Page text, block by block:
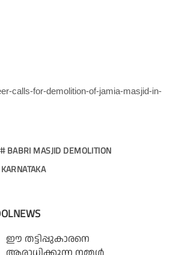
calls-for-demolition-of-jamia-masjid-in-
BABRI MASJID DEMOLITION
KARNATAKA
ഈ തട്ടിപ്പുകാരനെ